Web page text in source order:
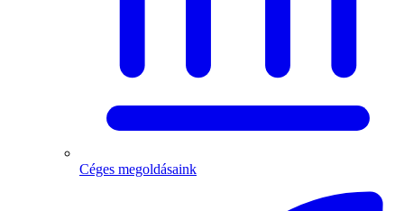
Céges megoldásaink